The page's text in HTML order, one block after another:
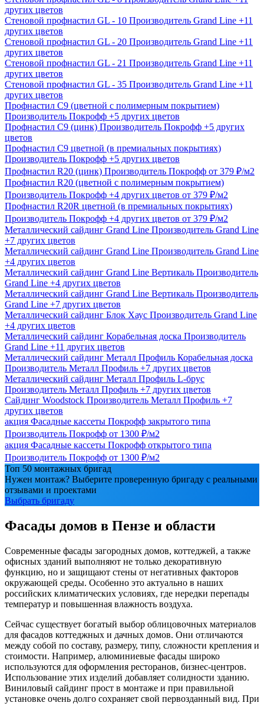
других цветов
Стеновой профнастил GL - 10 Производитель Grand Line +11
других цветов
Стеновой профнастил GL - 20 Производитель Grand Line +11
других цветов
Стеновой профнастил GL - 21 Производитель Grand Line +11
других цветов
Стеновой профнастил GL - 35 Производитель Grand Line +11
других цветов
Профнастил С9 (цветной с полимерным покрытием)
Производитель Покрофф +5 других цветов
Профнастил С9 (цинк) Производитель Покрофф +5 других
цветов
Профнастил С9 цветной (в премиальных покрытиях)
Производитель Покрофф +5 других цветов
Профнастил R20 (цинк) Производитель Покрофф от 379 ₽/м2
Профнастил R20 (цветной с полимерным покрытием)
Производитель Покрофф +4 других цветов от 379 ₽/м2
Профнастил R20R цветной (в премиальных покрытиях)
Производитель Покрофф +4 других цветов от 379 ₽/м2
Металлический сайдинг Grand Line Производитель Grand Line
+7 других цветов
Металлический сайдинг Grand Line Производитель Grand Line
+4 других цветов
Металлический сайдинг Grand Line Вертикаль Производитель
Grand Line +4 других цветов
Металлический сайдинг Grand Line Вертикаль Производитель
Grand Line +7 других цветов
Металлический сайдинг Блок Хаус Производитель Grand Line
+4 других цветов
Металлический сайдинг Корабельная доска Производитель
Grand Line +11 других цветов
Металлический сайдинг Металл Профиль Корабельная доска
Производитель Металл Профиль +7 других цветов
Металлический сайдинг Металл Профиль L-брус
Производитель Металл Профиль +7 других цветов
Сайдинг Woodstock Производитель Металл Профиль +7
других цветов
акция Фасадные кассеты Покрофф закрытого типа
Производитель Покрофф от 1300 ₽/м2
акция Фасадные кассеты Покрофф открытого типа
Производитель Покрофф от 1300 ₽/м2
Топ 50 монтажных бригад
Нужен монтаж? Выберите проверенную бригаду с реальными
отзывами и проектами
Выбрать бригаду
Фасады домов в Пензе и области
Современные фасады загородных домов, коттеджей, а также
офисных зданий выполняют не только декоративную
функцию, но и защищают стены от негативных факторов
окружающей среды. Особенно это актуально в наших
российских климатических условиях, где нередки перепады
температур и повышенная влажность воздуха.
Сейчас существует богатый выбор облицовочных материалов
для фасадов коттеджных и дачных домов. Они отличаются
между собой по составу, размеру, типу, сложности крепления и
стоимости. Например, алюминиевые фасады широко
используются для оформления ресторанов, бизнес-центров.
Использование этих изделий добавляет солидности зданию.
Виниловый сайдинг прост в монтаже и при правильной
установке очень долго сохраняет свой первозданный вид. При